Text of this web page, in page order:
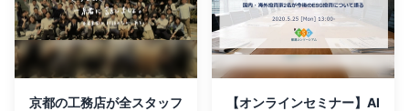
京都の工務店が全スタッフ
【オンラインセミナー】AI